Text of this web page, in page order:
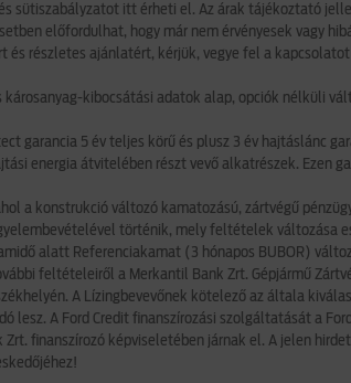
sütiszabályzatot itt érheti el. Az árak tájékoztató
előfordulhat, hogy már nem érvényesek vagy
részletes ajánlatért, kérjük, vegye fel a
kibocsátási adatok alap, opciók nélküli
garancia 5 év teljes körű és plusz 3 év hajtáslánc
energia átvitelében részt vevő alkatrészek. Ezen
a konstrukció változó kamatozású, zártvégű
történik, mely feltételek változása
alatt Referenciakamat (3 hónapos BUBOR)
feltételeiről a Merkantil Bank Zrt. Gépjármű
A Lízingbevevőnek kötelező az általa
A Ford Credit finanszírozási szolgáltatását a
finanszírozó képviseletében járnak el. A jelen